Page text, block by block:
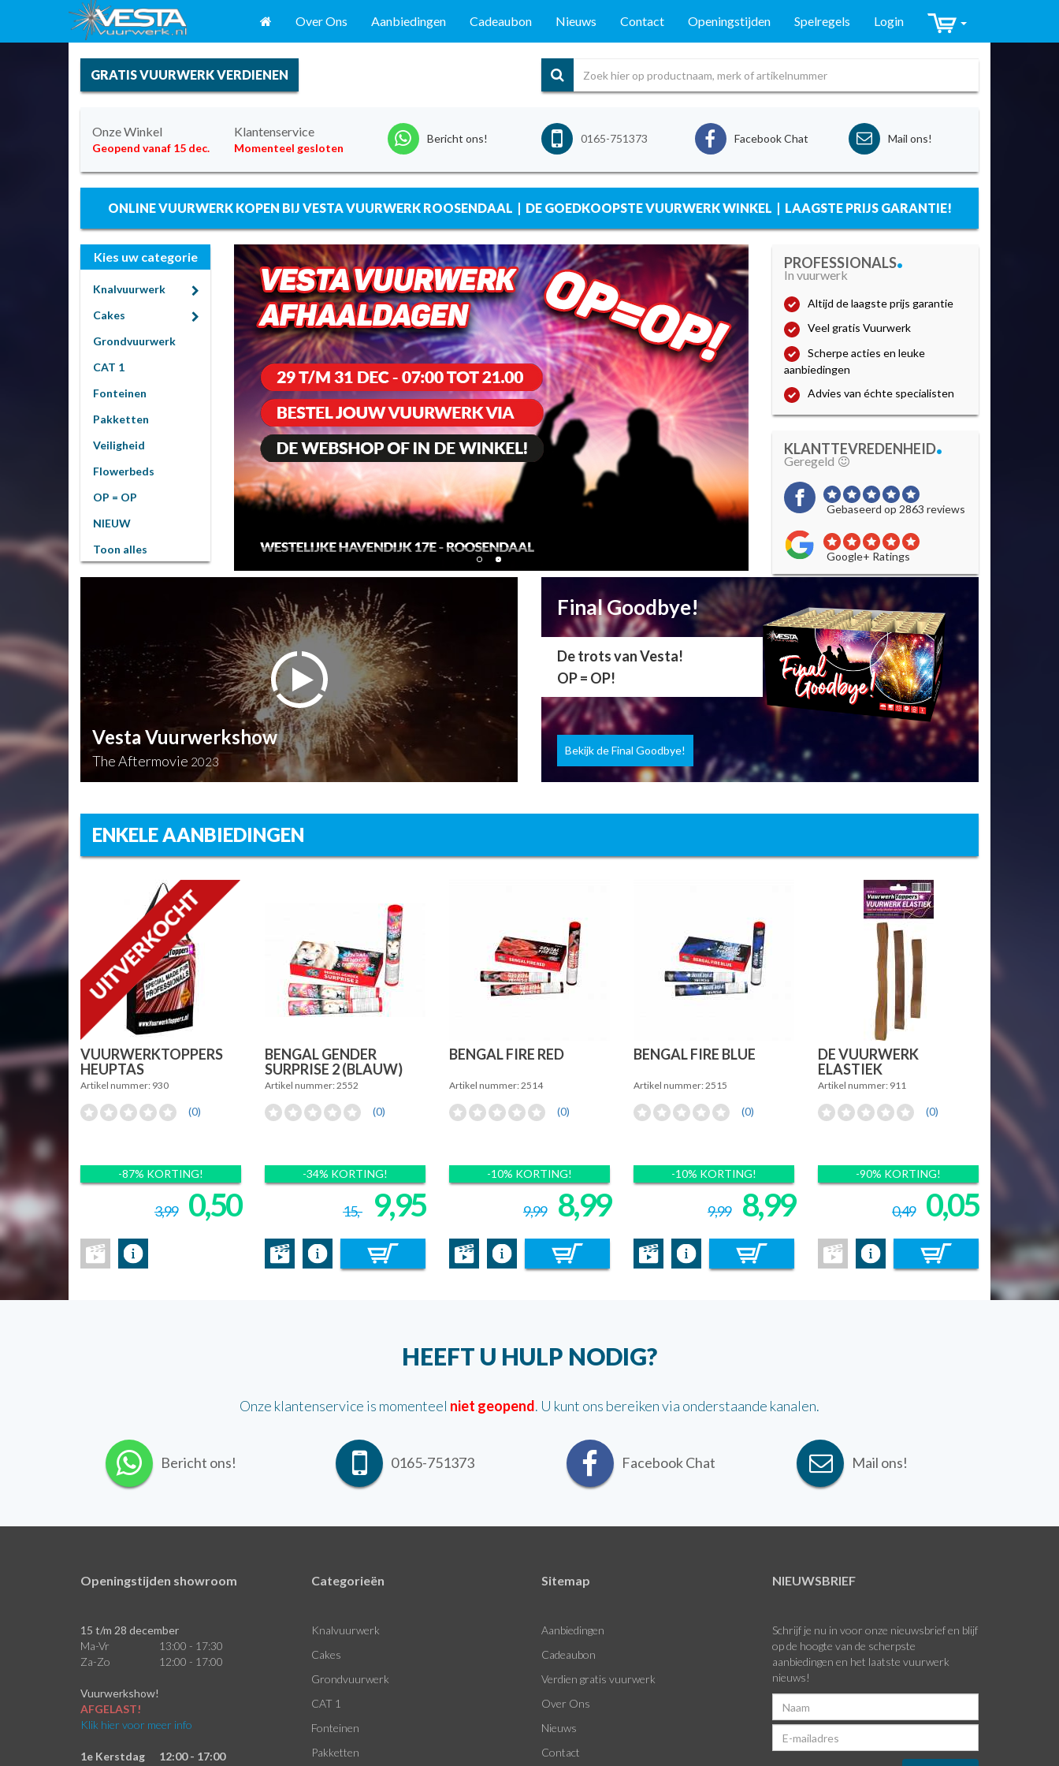
Over Ons Aanbiedingen Cadeaubon Nieuws Contact Openingstijden Spelregels Login
GRATIS VUURWERK VERDIENEN
Onze Winkel
Geopend vanaf 15 dec.
Klantenservice
Momenteel gesloten
Bericht ons! 0165-751373 Facebook Chat Mail ons!
ONLINE VUURWERK KOPEN BIJ VESTA VUURWERK ROOSENDAAL | DE GOEDKOOPSTE VUURWERK WINKEL | LAAGSTE PRIJS GARANTIE!
Kies uw categorie
Knalvuurwerk
Cakes
Grondvuurwerk
CAT 1
Fonteinen
Pakketten
Veiligheid
Flowerbeds
OP = OP
NIEUW
Toon alles
PROFESSIONALS.
In vuurwerk
Altijd de laagste prijs garantie
Veel gratis Vuurwerk
Scherpe acties en leuke
aanbiedingen
Advies van échte specialisten
KLANTTEVREDENHEID.
Geregeld
Gebaseerd op 2863 reviews
Google+ Ratings
Vesta Vuurwerkshow
The Aftermovie 2023
Final Goodbye!
De trots van Vesta!
OP = OP!
Bekijk de Final Goodbye!
ENKELE AANBIEDINGEN
VUURWERKTOPPERS
HEUPTAS
Artikel nummer: 930
(0)
3,99 0,50
-87% KORTING!
BENGAL GENDER
SURPRISE 2 (BLAUW)
Artikel nummer: 2552
(0)
15,- 9,95
-34% KORTING!
BENGAL FIRE RED
Artikel nummer: 2514
(0)
9,99 8,99
-10% KORTING!
BENGAL FIRE BLUE
Artikel nummer: 2515
(0)
9,99 8,99
-10% KORTING!
DE VUURWERK
ELASTIEK
Artikel nummer: 911
(0)
0,49 0,05
-90% KORTING!
HEEFT U HULP NODIG?
Onze klantenservice is momenteel niet geopend. U kunt ons bereiken via onderstaande kanalen.
Bericht ons! 0165-751373 Facebook Chat Mail ons!
Openingstijden showroom
15 t/m 28 december
Ma-Vr
13:00 - 17:30
Za-Zo
12:00 - 17:00
Vuurwerkshow!
AFGELAST!
Klik hier voor meer info
1e Kerstdag
12:00 - 17:00
Categorieën
Knalvuurwerk
Cakes
Grondvuurwerk
CAT 1
Fonteinen
Pakketten
Sitemap
Aanbiedingen
Cadeaubon
Verdien gratis vuurwerk
Over Ons
Nieuws
Contact
NIEUWSBRIEF
Schrijf je nu in voor onze nieuwsbrief en blijf
op de hoogte van de scherpste
aanbiedingen en het laatste vuurwerk
nieuws!